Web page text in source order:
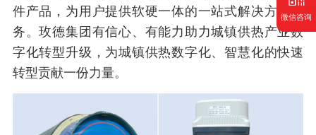
件产品，为用户提供软硬一体的一站式解决方案服
务。玫德集团有信心、有能力助力城镇供热产业数
字化转型升级，为城镇供热数字化、智慧化的快速
转型贡献一份力量。
微信咨询